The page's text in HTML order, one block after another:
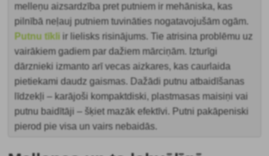
melleņu aizsardzība pret putniem ir mehāniska, kas
pilnībā neļauj putniem tuvināties nogatavojušām ogām.
Putnu tīkli ir lielisks risinājums. Tie atrisina problēmu uz
vairākiem gadiem par dažiem mārciņām. Izturīgi
dārznieki izmanto arī vecas aizkares, kas caurlaida
pietiekami daudz gaismas. Dažādi putnu atbaidīšanas
līdzekļi – karājoši kompaktdiski, plastmasas maisiņi vai
putnu baidītāji – šķiet mazāk efektīvi. Putni pakāpeniski
pierod pie visa un vairs nebaidās.